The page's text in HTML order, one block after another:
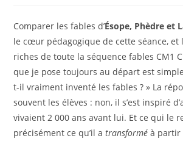
Comparer les fables d’Ésope, Phèdre et
le cœur pédagogique de cette séance, et
riches de toute la séquence fables CM1
que je pose toujours au départ est
t-il vraiment inventé les fables ? » La
souvent les élèves : non, il s’est inspiré
vivaient 2 000 ans avant lui. Et ce qui le
précisément ce qu’il atransformé à partir